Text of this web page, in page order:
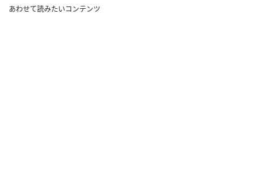
あわせて読みたいコンテンツ